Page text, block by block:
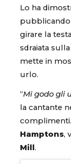
Lo ha
pubblicando
girare la
sdraiata sulla
mette in
urlo.
“Mi godo gli
la cantante
Hamptons,
Mill.